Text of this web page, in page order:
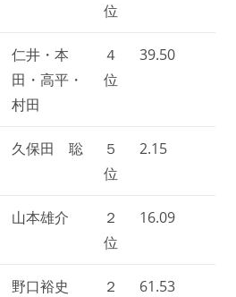
位
仁井・本
田・高平・
村田
４
位
39.50
久保田 聡
５
位
2.15
山本雄介
２
位
16.09
野口裕史
２
61.53